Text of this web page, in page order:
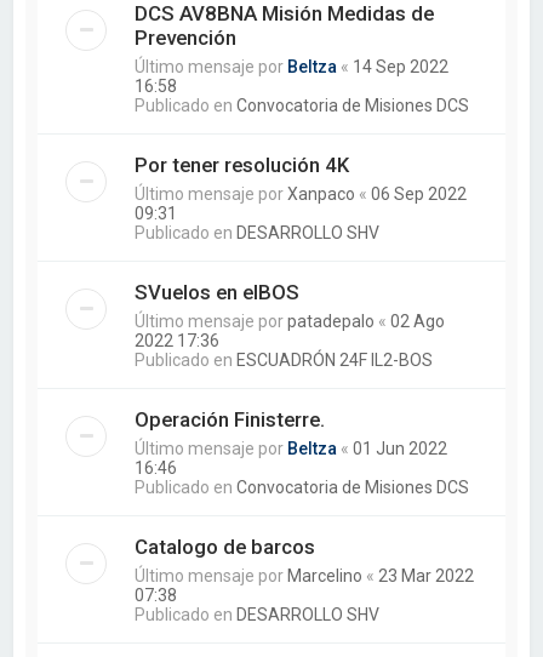
DCS AV8BNA Misión Medidas de
Prevención
Último mensaje por Beltza « 14 Sep 2022
16:58
Publicado enConvocatoria de Misiones DCS
Por tener resolución 4K
Último mensaje porXanpaco «06 Sep 2022
09:31
Publicado en DESARROLLO SHV
SVuelos en elBOS
Último mensaje porpatadepalo «02 Ago
2022 17:36
Publicado en ESCUADRÓN 24F IL2-BOS
Operación Finisterre.
Último mensaje por Beltza «01 Jun 2022
16:46
Publicado enConvocatoria de Misiones DCS
Catalogo de barcos
Último mensaje por Marcelino « 23 Mar 2022
07:38
Publicado en DESARROLLO SHV